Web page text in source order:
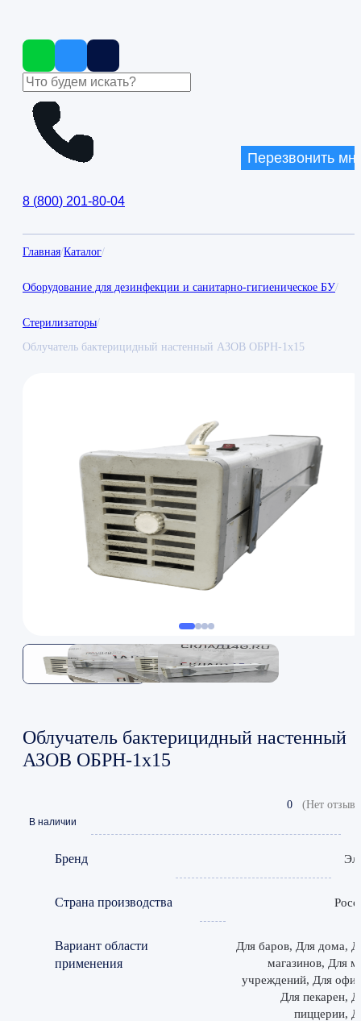
8 (800) 201-80-04
Перезвонить
Главная/Каталог/
Оборудование для дезинфекции и санитарно-гигиеническое БУ/
Стерилизаторы/
Облучатель бактерицидный настенный АЗОВ ОБРН-1х15
Облучатель бактерицидный настенный
АЗОВ ОБРН-1х15
0 (Нет
В наличии
Бренд
Страна производства
Вариант области
применения
Для баров, Для дома,
магазинов, Для
учреждений, Для
Для пекарен,
пиццерии,